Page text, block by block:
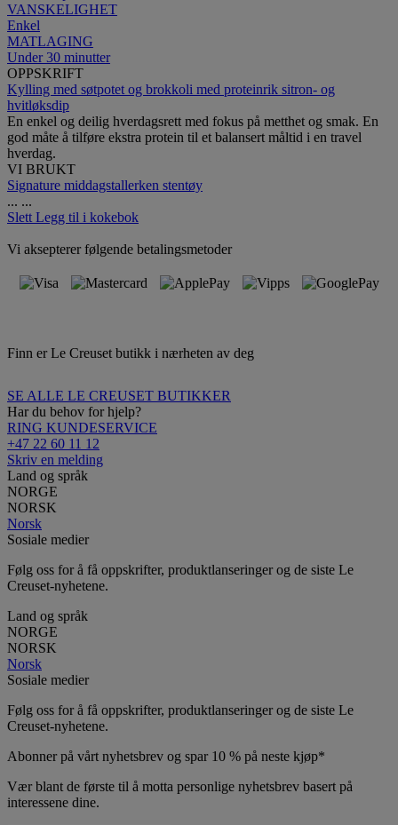
VANSKELIGHET
Enkel
MATLAGING
Under 30 minutter
OPPSKRIFT
Kylling med søtpotet og brokkoli med proteinrik sitron- og
hvitløksdip
En enkel og deilig hverdagsrett med fokus på metthet og smak. En
god måte å tilføre ekstra protein til et balansert måltid i en travel
hverdag.
VI BRUKT
Signature middagstallerken stentøy
... ...
Slett Legg til i kokebok
Vi aksepterer følgende betalingsmetoder
Finn er Le Creuset butikk i nærheten av deg
SE ALLE LE CREUSET BUTIKKER
Har du behov for hjelp?
RING KUNDESERVICE
+47 22 60 11 12
Skriv en melding
Land og språk
NORGE
NORSK
Norsk
Sosiale medier
Følg oss for å få oppskrifter, produktlanseringer og de siste Le
Creuset-nyhetene.
Land og språk
NORGE
NORSK
Norsk
Sosiale medier
Følg oss for å få oppskrifter, produktlanseringer og de siste Le
Creuset-nyhetene.
Abonner på vårt nyhetsbrev og spar 10 % på neste kjøp*
Vær blant de første til å motta personlige nyhetsbrev basert på
interessene dine.